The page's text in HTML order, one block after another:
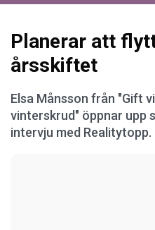
Planerar att
årsskiftet
Elsa Månsson från "Gift
vinterskrud" öppnar upp
intervju med Realitytopp.